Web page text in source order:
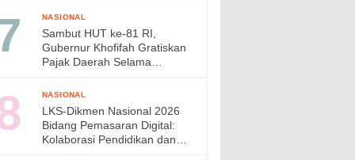
Kepahlawanan
NASIONAL
Sambut HUT ke-81 RI,
Gubernur Khofifah Gratiskan
Pajak Daerah Selama
NASIONAL
LKS-Dikmen Nasional 2026
Bidang Pemasaran Digital:
Kolaborasi Pendidikan dan